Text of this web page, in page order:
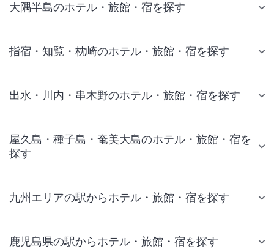
大隅半島のホテル・旅館・宿を探す
指宿・知覧・枕崎のホテル・旅館・宿を探す
出水・川内・串木野のホテル・旅館・宿を探す
屋久島・種子島・奄美大島のホテル・旅館・宿を
探す
九州エリアの駅からホテル・旅館・宿を探す
鹿児島県の駅からホテル・旅館・宿を探す